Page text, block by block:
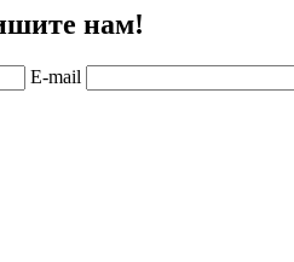
нам!
E-mail